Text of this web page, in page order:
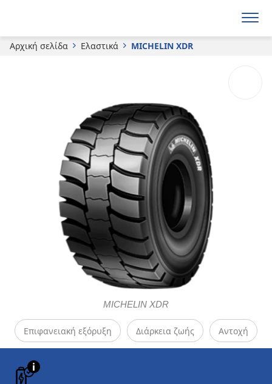
Αρχική σελίδα Ελαστικά MICHELIN XDR
MICHELIN XDR
Επιφανειακή εξόρυξη Διάρκεια ζωής Αντοχή